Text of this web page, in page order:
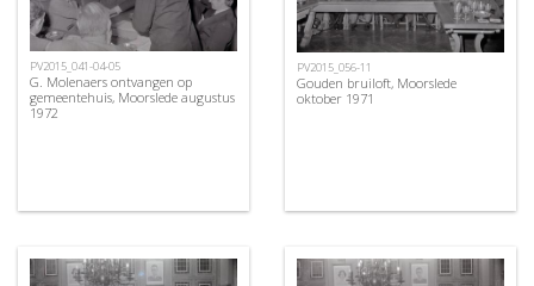
PV2015_041-04-05
G. Molenaers ontvangen op
gemeentehuis, Moorslede augustus
1972
PV2015_056-11
Gouden bruiloft, Moorslede
oktober 1971